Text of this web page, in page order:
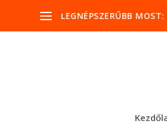
LEGNÉPSZERŰBB MOST: